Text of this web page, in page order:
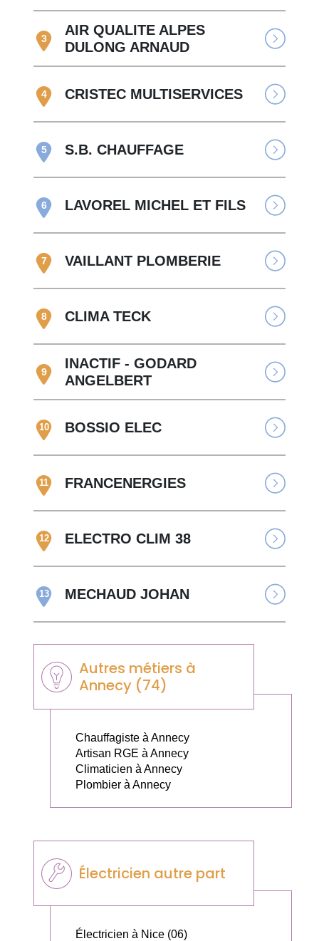
3
AIR QUALITE ALPES
DULONG ARNAUD
4 CRISTEC MULTISERVICES
5 S.B. CHAUFFAGE
6 LAVOREL MICHEL ET FILS
7 VAILLANT PLOMBERIE
8 CLIMA TECK
9
INACTIF - GODARD
ANGELBERT
10 BOSSIO ELEC
11 FRANCENERGIES
12 ELECTRO CLIM 38
13 MECHAUD JOHAN
Autres métiers à
Annecy (74)
Chauffagiste à Annecy
Artisan RGE à Annecy
Climaticien à Annecy
Plombier à Annecy
Électricien autre part
Électricien à Nice (06)